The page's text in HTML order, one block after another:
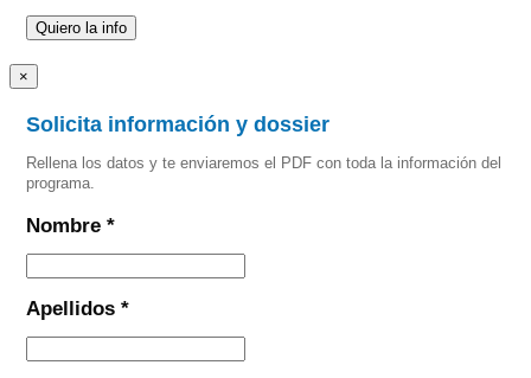
×
Solicita información y dossier
Rellena los datos y te enviaremos el PDF con toda la información del
programa.
Nombre *
Apellidos *